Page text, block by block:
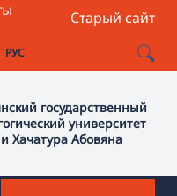
Старый сайт
РУС
государственный
университет
Хачатура Абовяна